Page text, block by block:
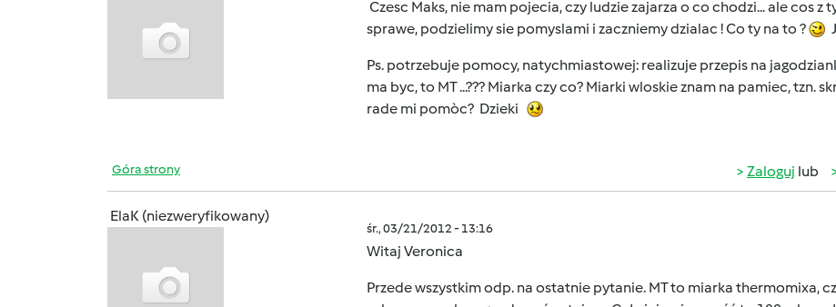
Czesc Maks, nie mam pojecia, czy ludzie zajarza o co chodzi... ale cos z
sprawe, podzielimy sie pomyslami i zaczniemy dzialac ! Co ty na to ?
Ps. potrzebuje pomocy, natychmiastowej: realizuje przepis na
ma byc, to MT ...??? Miarka czy co? Miarki wloskie znam na pamiec, tzn.
rade mi pomòc? Dzieki
Góra strony Zaloguj lub
ElaK (niezweryfikowany)
śr., 03/21/2012 - 13:16
Witaj Veronica
Przede wszystkim odp. na ostatnie pytanie. MT to miarka thermomixa,